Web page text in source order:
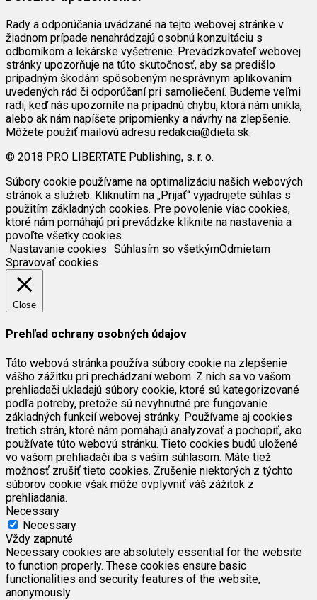
Rady a odporúčania uvádzané na tejto webovej stránke v
žiadnom prípade nenahrádzajú osobnú konzultáciu s
odborníkom a lekárske vyšetrenie. Prevádzkovateľ webovej
stránky upozorňuje na túto skutočnosť, aby sa predišlo
prípadným škodám spôsobeným nesprávnym aplikovaním
uvedených rád či odporúčaní pri samoliečení. Budeme veľmi
radi, keď nás upozorníte na prípadnú chybu, ktorá nám unikla,
alebo ak nám napíšete pripomienky a návrhy na zlepšenie.
Môžete použiť mailovú adresu redakcia@dieta.sk.
© 2018 PRO LIBERTATE Publishing, s. r. o.
Súbory cookie používame na optimalizáciu našich webových
stránok a služieb. Kliknutím na „Prijať“ vyjadrujete súhlas s
použitím základných cookies. Pre povolenie viac cookies,
ktoré nám pomáhajú pri prevádzke kliknite na nastavenia a
povoľte všetky cookies.
Nastavanie cookies Súhlasím so všetkýmOdmietam
Spravovať cookies
Close
Prehľad ochrany osobných údajov
Táto webová stránka používa súbory cookie na zlepšenie
vášho zážitku pri prechádzaní webom. Z nich sa vo vašom
prehliadači ukladajú súbory cookie, ktoré sú kategorizované
podľa potreby, pretože sú nevyhnutné pre fungovanie
základných funkcií webovej stránky. Používame aj cookies
tretích strán, ktoré nám pomáhajú analyzovať a pochopiť, ako
používate túto webovú stránku. Tieto cookies budú uložené
vo vašom prehliadači iba s vaším súhlasom. Máte tiež
možnosť zrušiť tieto cookies. Zrušenie niektorých z týchto
súborov cookie však môže ovplyvniť váš zážitok z
prehliadania.
Necessary
Necessary
Vždy zapnuté
Necessary cookies are absolutely essential for the website
to function properly. These cookies ensure basic
functionalities and security features of the website,
anonymously.